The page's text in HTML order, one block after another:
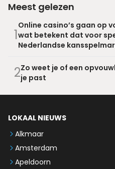
Meest gelezen
1
Online casino’s gaan op
wat betekent dat voor
Nederlandse
2Zo weet je of een
je past
LOKAAL NIEUWS
Alkmaar
Amsterdam
Apeldoorn